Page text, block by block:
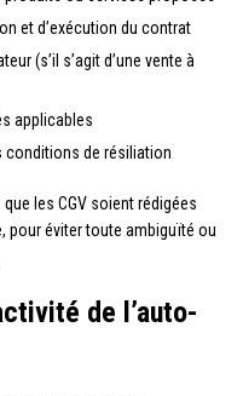
et d’exécution du contrat
(s’il s’agit d’une vente à
applicables
conditions de résiliation
les CGV soient rédigées
pour éviter toute ambiguïté ou
de l’auto-